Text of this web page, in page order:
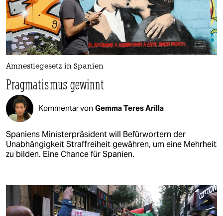
Amnestiegesetz in Spanien
Pragmatismus gewinnt
Kommentar von Gemma Teres Arilla
Spaniens Ministerpräsident will Befürwortern der
Unabhängigkeit Straffreiheit gewähren, um eine Mehrheit
zu bilden. Eine Chance für Spanien.